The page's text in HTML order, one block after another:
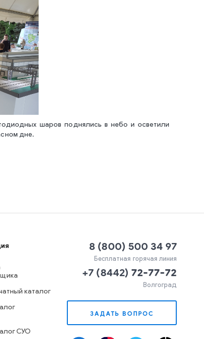
шаров поднялись в небо и осветили
дне.
каталог
СУО
8 (800) 500 34 97
Бесплатная горячая линия
+7 (8442) 72-77-72
Волгоград
ЗАДАТЬ ВОПРОС